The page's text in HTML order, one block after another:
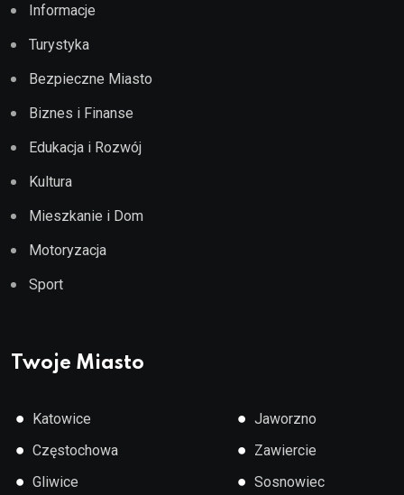
Informacje
Turystyka
Bezpieczne Miasto
Biznes i Finanse
Edukacja i Rozwój
Kultura
Mieszkanie i Dom
Motoryzacja
Sport
Twoje Miasto
● Katowice
● Częstochowa
● Gliwice
● Jaworzno
● Zawiercie
● Sosnowiec